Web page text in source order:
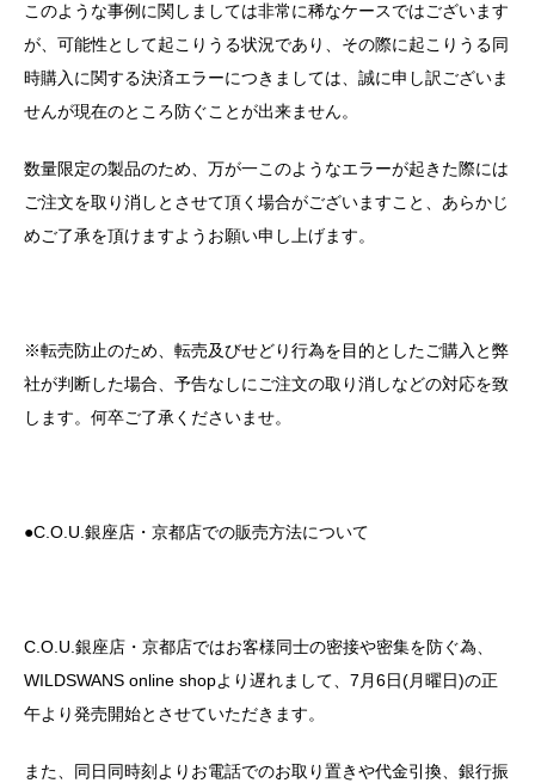
このような事例に関しましては非常に稀なケースではございます
が、可能性として起こりうる状況であり、その際に起こりうる同
時購入に関する決済エラーにつきましては、誠に申し訳ございま
せんが現在のところ防ぐことが出来ません。
数量限定の製品のため、万が一このようなエラーが起きた際には
ご注文を取り消しとさせて頂く場合がございますこと、あらかじ
めご了承を頂けますようお願い申し上げます。
※転売防止のため、転売及びせどり行為を目的としたご購入と弊
社が判断した場合、予告なしにご注文の取り消しなどの対応を致
します。何卒ご了承くださいませ。
●C.O.U.銀座店・京都店での販売方法について
C.O.U.銀座店・京都店ではお客様同士の密接や密集を防ぐ為、
WILDSWANS online shopより遅れまして、7月6日(月曜日)の正
午より発売開始とさせていただきます。
また、同日同時刻よりお電話でのお取り置きや代金引換、銀行振